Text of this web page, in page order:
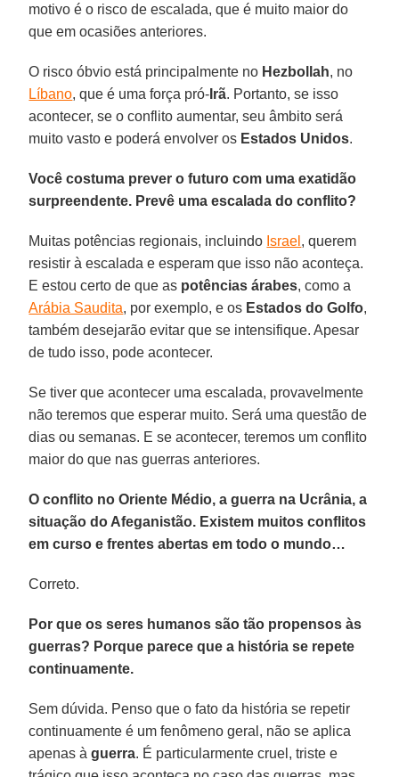
motivo é o risco de escalada, que é muito maior do
que em ocasiões anteriores.
O risco óbvio está principalmente no Hezbollah, no
Líbano, que é uma força pró- Irã. Portanto, se isso
acontecer, se o conflito aumentar, seu âmbito será
muito vasto e poderá envolver os Estados Unidos.
Você costuma prever o futuro com uma exatidão
surpreendente. Prevê uma escalada do conflito?
Muitas potências regionais, incluindo Israel , querem
resistir à escalada e esperam que isso não aconteça.
E estou certo de que as potências árabes, como a
Arábia Saudita, por exemplo, e os Estados do Golfo,
também desejarão evitar que se intensifique. Apesar
de tudo isso, pode acontecer.
Se tiver que acontecer uma escalada, provavelmente
não teremos que esperar muito. Será uma questão de
dias ou semanas. E se acontecer, teremos um conflito
maior do que nas guerras anteriores.
O conflito no Oriente Médio, a guerra na Ucrânia, a
situação do Afeganistão. Existem muitos conflitos
em curso e frentes abertas em todo o mundo…
Correto.
Por que os seres humanos são tão propensos às
guerras? Porque parece que a história se repete
continuamente.
Sem dúvida. Penso que o fato da história se repetir
continuamente é um fenômeno geral, não se aplica
apenas àguerra. É particularmente cruel, triste e